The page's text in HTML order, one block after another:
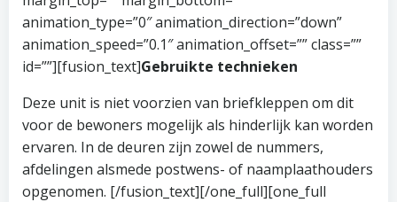
animation_type=”0″ animation_direction=”down”
animation_speed=”0.1″ animation_offset=”” class=””
id=””][fusion_text]Gebruikte technieken
Deze unit is niet voorzien van briefkleppen om dit
voor de bewoners mogelijk als hinderlijk kan worden
ervaren. In de deuren zijn zowel de nummers,
afdelingen alsmede postwens- of naamplaathouders
opgenomen. [/fusion_text][/one_full][one_full